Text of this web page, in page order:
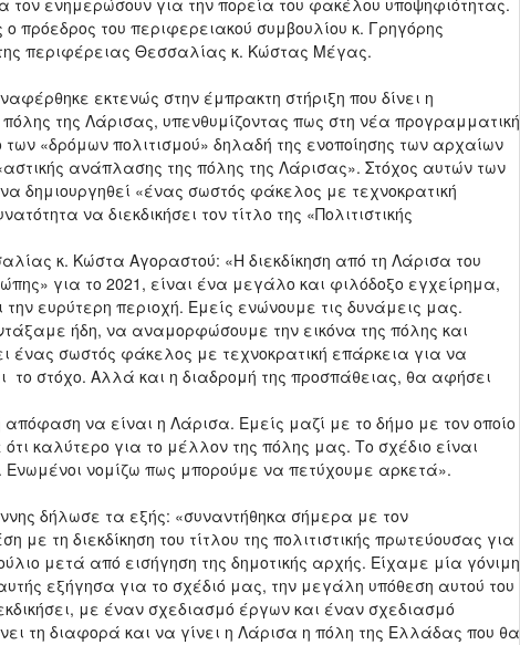
τον ενημερώσουν για την πορεία του φακέλου υποψηφιότητας.
πρόεδρος του περιφερειακού συμβουλίου κ. Γρηγόρης
περιφέρειας Θεσσαλίας κ. Κώστας Μέγας.
εκτενώς στην έμπρακτη στήριξη που δίνει η
της Λάρισας, υπενθυμίζοντας πως στη νέα προγραμματική
των «δρόμων πολιτισμού» δηλαδή της ενοποίησης των αρχαίων
ανάπλασης της πόλης της Λάρισας». Στόχος αυτών των
δημιουργηθεί «ένας σωστός φάκελος με τεχνοκρατική
να διεκδικήσει τον τίτλο της «Πολιτιστικής
κ. Κώστα Αγοραστού: «Η διεκδίκηση από τη Λάρισα του
για το 2021, είναι ένα μεγάλο και φιλόδοξο εγχείρημα,
ευρύτερη περιοχή. Εμείς ενώνουμε τις δυνάμεις μας.
ήδη, να αναμορφώσουμε την εικόνα της πόλης και
σωστός φάκελος με τεχνοκρατική επάρκεια για να
το στόχο. Αλλά και η διαδρομή της προσπάθειας, θα αφήσει
απόφαση να είναι η Λάρισα. Εμείς μαζί με το δήμο με τον οποίο
καλύτερο για το μέλλον της πόλης μας. Το σχέδιο είναι
νομίζω πως μπορούμε να πετύχουμε αρκετά».
δήλωσε τα εξής: «συναντήθηκα σήμερα με τον
τη διεκδίκηση του τίτλου της πολιτιστικής πρωτεύουσας για
μετά από εισήγηση της δημοτικής αρχής. Είχαμε μία γόνιμη
εξήγησα για το σχέδιό μας, την μεγάλη υπόθεση αυτού του
με έναν σχεδιασμό έργων και έναν σχεδιασμό
τη διαφορά και να γίνει η Λάρισα η πόλη της Ελλάδας που θα